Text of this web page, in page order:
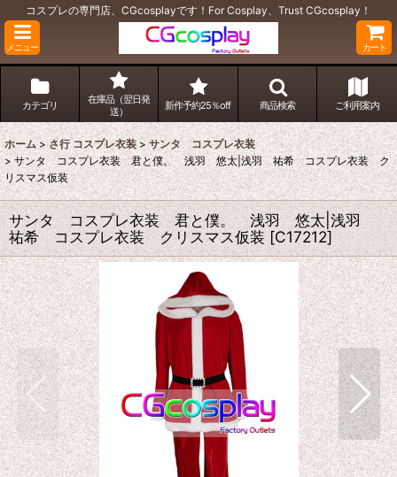
コスプレの専門店、CGcosplayです！For Cosplay、Trust CGcosplay！
メニュー カート
カテゴリ
在庫品（翌日発
送）
新作予約25％off 商品検索 ご利用案内
ホーム > さ行 コスプレ衣装 > サンタ コスプレ衣装
> サンタ コスプレ衣装 君と僕。 浅羽 悠太|浅羽 祐希 コスプレ衣装 ク
リスマス仮装
サンタ コスプレ衣装 君と僕。 浅羽 悠太|浅羽
祐希 コスプレ衣装 クリスマス仮装 [C17212]